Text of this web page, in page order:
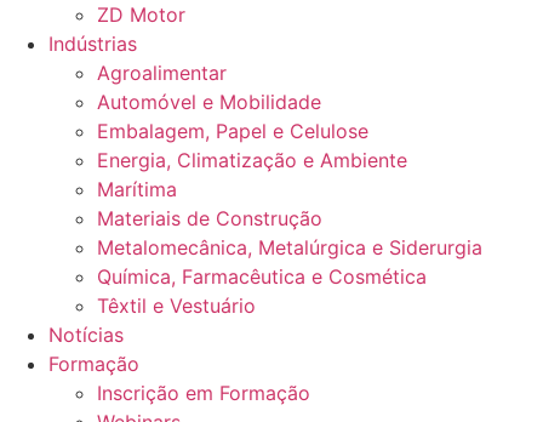
ZD Motor
Indústrias
Agroalimentar
Automóvel e Mobilidade
Embalagem, Papel e Celulose
Energia, Climatização e Ambiente
Marítima
Materiais de Construção
Metalomecânica, Metalúrgica e Siderurgia
Química, Farmacêutica e Cosmética
Têxtil e Vestuário
Notícias
Formação
Inscrição em Formação